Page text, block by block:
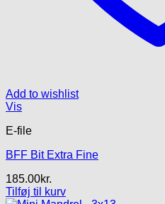
Add to wishlist
Vis
E-file
BFF Bit Extra Fine
185.00kr.
Tilføj til kurv